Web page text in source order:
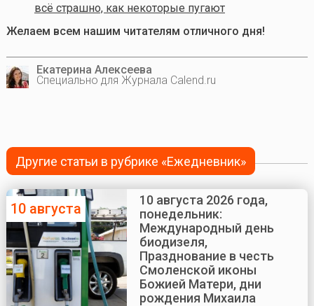
всё страшно, как некоторые пугают
Желаем всем нашим читателям отличного дня!
Екатерина Алексеева
Специально для Журнала Calend.ru
Другие статьи в рубрике «Ежедневник»
10 августа
10 августа 2026 года,
понедельник:
Международный день
биодизеля,
Празднование в честь
Смоленской иконы
Божией Матери, дни
рождения Михаила